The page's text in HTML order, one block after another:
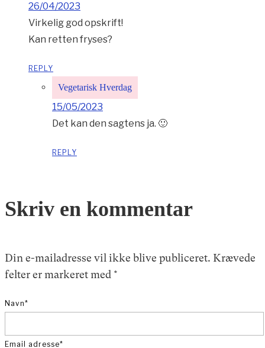
26/04/2023
Virkelig god opskrift!
Kan retten fryses?
REPLY
Vegetarisk Hverdag
15/05/2023
Det kan den sagtens ja. 🙂
REPLY
Skriv en kommentar
Din e-mailadresse vil ikke blive publiceret. Krævede
felter er markeret med *
Navn*
Email adresse*